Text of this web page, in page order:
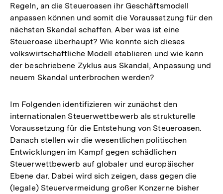
Regeln, an die Steueroasen ihr Geschäftsmodell
anpassen können und somit die Voraussetzung für den
nächsten Skandal schaffen. Aber was ist eine
Steueroase überhaupt? Wie konnte sich dieses
volkswirtschaftliche Modell etablieren und wie kann
der beschriebene Zyklus aus Skandal, Anpassung und
neuem Skandal unterbrochen werden?
Im Folgenden identifizieren wir zunächst den
internationalen Steuerwettbewerb als strukturelle
Voraussetzung für die Entstehung von Steueroasen.
Danach stellen wir die wesentlichen politischen
Entwicklungen im Kampf gegen schädlichen
Steuerwettbewerb auf globaler und europäischer
Ebene dar. Dabei wird sich zeigen, dass gegen die
(legale) Steuervermeidung großer Konzerne bisher